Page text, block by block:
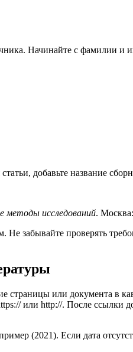
Начинайте с фамилии и
добавьте название
методы исследований.
забывайте проверять
страницы или документа в
или http://. После ссылки
(2021). Если дата